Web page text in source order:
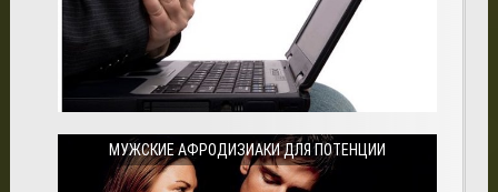
МУЖСКИЕ АФРОДИЗИАКИ ДЛЯ ПОТЕНЦИИ